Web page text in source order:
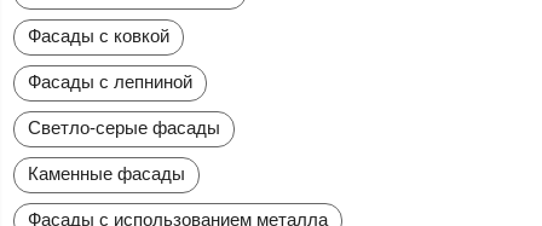
Фасады с ковкой
Фасады с лепниной
Светло-серые фасады
Каменные фасады
Фасады с использованием металла